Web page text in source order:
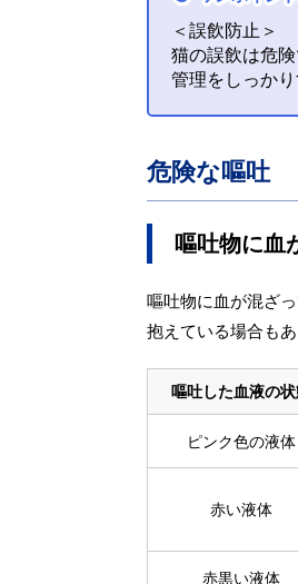
＜誤飲防止＞
猫の誤飲は危
管理をしっかり
危険な嘔吐
嘔吐物に血
嘔吐物に血が混ざ
抱えている場合も
嘔吐した血液の
ピンク色の液体
赤い液体
赤黒い液体